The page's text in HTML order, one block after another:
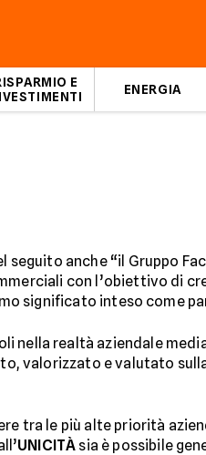
E
ENERGIA
seguito anche “il Gruppo
con l’obiettivo di
significato inteso come
nella realtà aziendale
valorizzato e valutato
tra le più alte priorità
UNICITÀ sia è possibile